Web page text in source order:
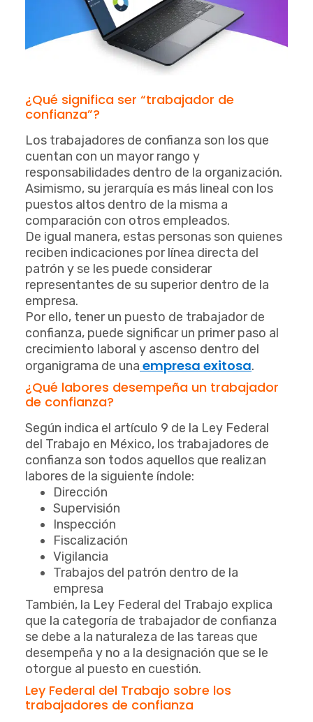
¿Qué significa ser “trabajador de
confianza”?
Los trabajadores de confianza son los que
cuentan con un mayor rango y
responsabilidades dentro de la organización.
Asimismo, su jerarquía es más lineal con los
puestos altos dentro de la misma a
comparación con otros empleados.
De igual manera, estas personas son quienes
reciben indicaciones por línea directa del
patrón y se les puede considerar
representantes de su superior dentro de la
empresa.
Por ello, tener un puesto de trabajador de
confianza, puede significar un primer paso al
crecimiento laboral y ascenso dentro del
organigrama de una empresa exitosa.
¿Qué labores desempeña un trabajador
de confianza?
Según indica el artículo 9 de la Ley Federal
del Trabajo en México, los trabajadores de
confianza son todos aquellos que realizan
labores de la siguiente índole:
Dirección
Supervisión
Inspección
Fiscalización
Vigilancia
Trabajos del patrón dentro de la
empresa
También, la Ley Federal del Trabajo explica
que la categoría de trabajador de confianza
se debe a la naturaleza de las tareas que
desempeña y no a la designación que se le
otorgue al puesto en cuestión.
Ley Federal del Trabajo sobre los
trabajadores de confianza